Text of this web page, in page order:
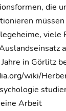
die
müssen
viele
in Görlitz
wiki/
Arbeit